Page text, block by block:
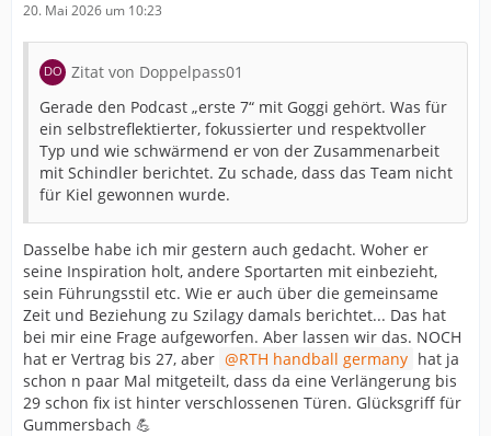
20. Mai 2026 um 10:23
Zitat von Doppelpass01
Gerade den Podcast „erste 7“ mit Goggi gehört. Was für
ein selbstreflektierter, fokussierter und respektvoller
Typ und wie schwärmend er von der Zusammenarbeit
mit Schindler berichtet. Zu schade, dass das Team nicht
für Kiel gewonnen wurde.
Dasselbe habe ich mir gestern auch gedacht. Woher er
seine Inspiration holt, andere Sportarten mit einbezieht,
sein Führungsstil etc. Wie er auch über die gemeinsame
Zeit und Beziehung zu Szilagy damals berichtet... Das hat
bei mir eine Frage aufgeworfen. Aber lassen wir das. NOCH
hat er Vertrag bis 27, aber
RTH handball germany hat ja
schon n paar Mal mitgeteilt, dass da eine Verlängerung bis
29 schon fix ist hinter verschlossenen Türen. Glücksgriff für
Gummersbach 💪